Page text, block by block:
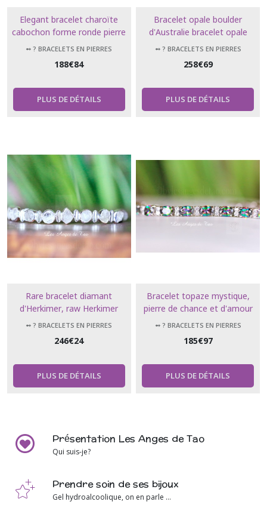
Elegant bracelet charoïte
cabochon forme ronde pierre
naturelle en charoite
➻ ? BRACELETS EN PIERRES
188€84
PLUS DE DÉTAILS
Bracelet opale boulder
d'Australie bracelet opale
doublet boulder ajustable 925
➻ ? BRACELETS EN PIERRES
258€69
PLUS DE DÉTAILS
Rare bracelet diamant
d'Herkimer, raw Herkimer
Diamond bracelet
➻ ? BRACELETS EN PIERRES
246€24
PLUS DE DÉTAILS
Bracelet topaze mystique,
pierre de chance et d'amour
➻ ? BRACELETS EN PIERRES
185€97
PLUS DE DÉTAILS
Présentation Les Anges de Tao
Qui suis-je?
Prendre soin de ses bijoux
Gel hydroalcoolique, on en parle ...